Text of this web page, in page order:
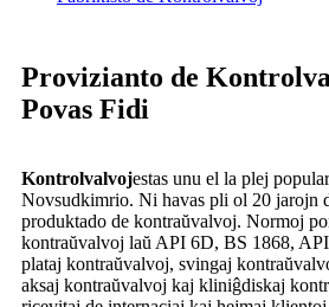
Provizianto de
Povas Fidi
Kontrolvalvojestas unu el la plej
Novsudkimrio. Ni havas pli ol 20 jarojn
produktado de kontraŭvalvoj. Normoj
kontraŭvalvoj laŭ API 6D, BS 1868,
plataj kontraŭvalvoj, svingaj
aksaj kontraŭvalvoj kaj kliniĝdiskaj